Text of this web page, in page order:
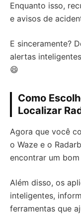
Enquanto isso,
e avisos de
E sinceramente?
alertas
😄
Como
Localizar
Agora que você
o Waze e o
encontrar um bom
Além disso, os
inteligentes,
ferramentas que